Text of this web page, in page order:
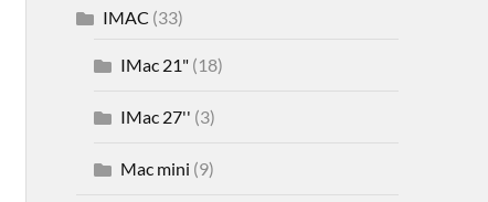
IMAC (33)
IMac 21"(18)
IMac 27'' (3)
Mac mini (9)